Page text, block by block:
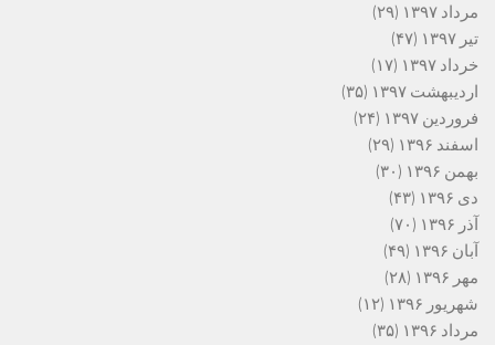
مرداد ۱۳۹۷
(۲۹)
تیر ۱۳۹۷
(۴۷)
خرداد ۱۳۹۷
(۱۷)
اردیبهشت ۱۳۹۷
(۳۵)
فروردین ۱۳۹۷
(۲۴)
اسفند ۱۳۹۶
(۲۹)
بهمن ۱۳۹۶
(۳۰)
دی ۱۳۹۶
(۴۳)
آذر ۱۳۹۶
(۷۰)
آبان ۱۳۹۶
(۴۹)
مهر ۱۳۹۶
(۲۸)
شهریور ۱۳۹۶
(۱۲)
مرداد ۱۳۹۶
(۳۵)